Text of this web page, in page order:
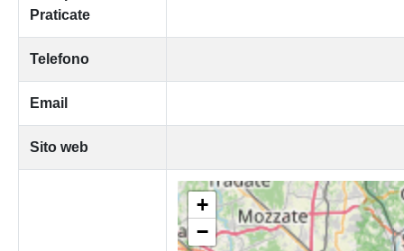
Praticate
Telefono
Email
Sito web
+
−